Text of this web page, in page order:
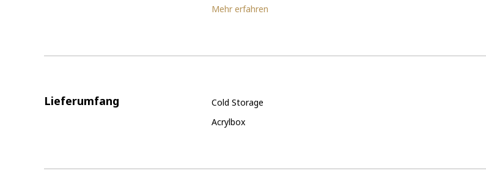
Mehr erfahren
Lieferumfang
Cold Storage
Acrylbox